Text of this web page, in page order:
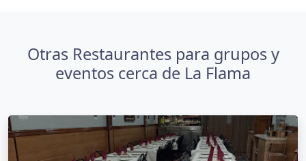
Otras Restaurantes para grupos y
eventos cerca de La Flama